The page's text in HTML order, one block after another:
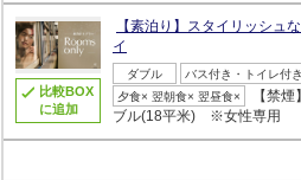
比較BOX
に追加
【素泊り】スタイリッシュ
イ
ダブル バス付き・トイレ付き
夕食× 翌朝食× 翌昼食×
【禁
ブル(18平米) ※女性専用